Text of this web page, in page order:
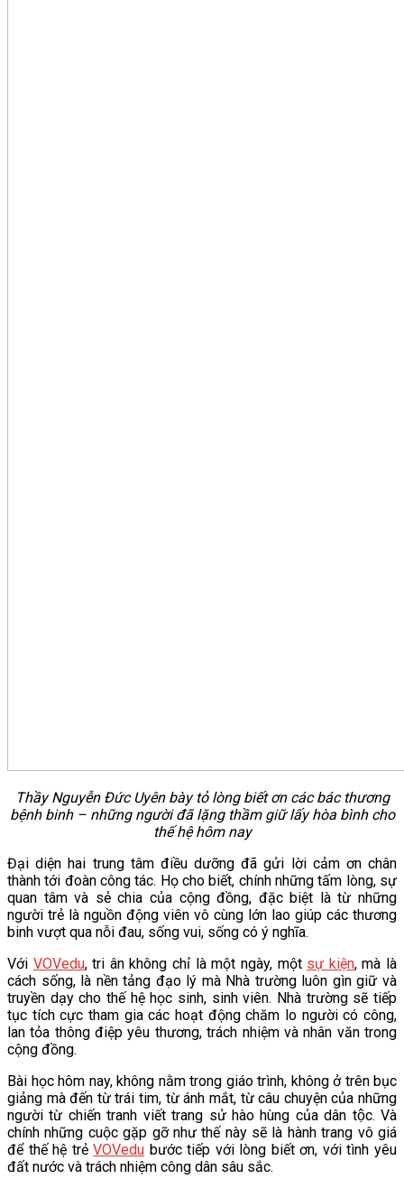
Thầy Nguyễn Đức Uyên bày tỏ lòng biết ơn các bác thương
bệnh binh – những người đã lặng thầm giữ lấy hòa bình cho
thế hệ hôm nay
Đại diện hai trung tâm điều dưỡng đã gửi lời cảm ơn chân
thành tới đoàn công tác. Họ cho biết, chính những tấm lòng, sự
quan tâm và sẻ chia của cộng đồng, đặc biệt là từ những
người trẻ là nguồn động viên vô cùng lớn lao giúp các thương
binh vượt qua nỗi đau, sống vui, sống có ý nghĩa.
Với VOVedu, tri ân không chỉ là một ngày, một sự kiện, mà là
cách sống, là nền tảng đạo lý mà Nhà trường luôn gìn giữ và
truyền dạy cho thế hệ học sinh, sinh viên. Nhà trường sẽ tiếp
tục tích cực tham gia các hoạt động chăm lo người có công,
lan tỏa thông điệp yêu thương, trách nhiệm và nhân văn trong
cộng đồng.
Bài học hôm nay, không nằm trong giáo trình, không ở trên bục
giảng mà đến từ trái tim, từ ánh mắt, từ câu chuyện của những
người từ chiến tranh viết trang sử hào hùng của dân tộc. Và
chính những cuộc gặp gỡ như thế này sẽ là hành trang vô giá
để thế hệ trẻVOVedu bước tiếp với lòng biết ơn, với tình yêu
đất nước và trách nhiệm công dân sâu sắc.